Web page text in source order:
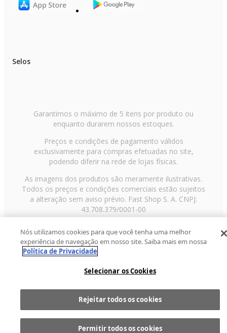
Comprar
Selos
Garantimos o máximo de 5 itens por produto ou
enquanto durarem nossos estoques.
Preços e condições de pagamento válidos
exclusivamente para compras efetuadas no site,
podendo diferir na rede de lojas físicas.
As imagens dos produtos são meramente ilustrativas.
Todos os preços e condições comerciais estão sujeitos
a alteração sem aviso prévio. Fast Shop S. A. CNPJ:
43.708.379/0001-00
Paulo/SP, CEP 02029-001, Telefone: 11 3003-3728 ©
2013 Fast Shop - Todos os direitos reservadosRF
Nós utilizamos cookies para que você tenha uma melhor
experiência de navegação em nosso site. Saiba mais em nossa
Política de Privacidade
Selecionar os Cookies
Rejeitar todos os cookies
Permitir todos os cookies